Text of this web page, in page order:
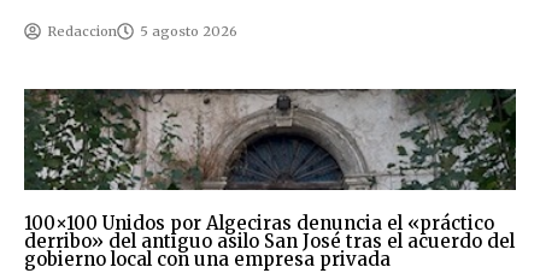
Redaccion 5 agosto 2026
100×100 Unidos por Algeciras denuncia el «práctico
derribo» del antiguo asilo San José tras el acuerdo del
gobierno local con una empresa privada